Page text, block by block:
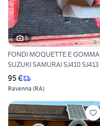
5
FONDI MOQUETTE E GOMMA
SUZUKI SAMURAI SJ410 SJ413
95 €
Ravenna (RA)